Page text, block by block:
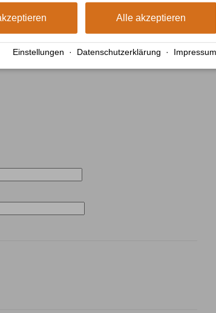
Alle akzeptieren
Einstellungen · Datenschutzerklärung · Impressum